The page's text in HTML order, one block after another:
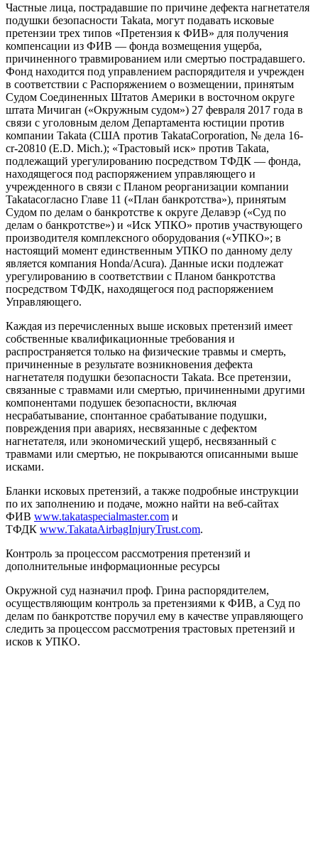
Частные лица, пострадавшие по причине дефекта нагнетателя
подушки безопасности Takata, могут подавать исковые
претензии трех типов «Претензия к ФИВ» для получения
компенсации из ФИВ — фонда возмещения ущерба,
причиненного травмированием или смертью пострадавшего.
Фонд находится под управлением распорядителя и учрежден
в соответствии с Распоряжением о возмещении, принятым
Судом Соединенных Штатов Америки в восточном округе
штата Мичиган («Окружным судом») 27 февраля 2017 года в
связи с уголовным делом Департамента юстиции против
компании Takata (США против TakataCorporation, № дела 16-
cr-20810 (E.D. Mich.); «Трастовый иск» против Takata,
подлежащий урегулированию посредством ТФДК — фонда,
находящегося под распоряжением управляющего и
учрежденного в связи с Планом реорганизации компании
Takatacогласно Главе 11 («План банкротства»), принятым
Судом по делам о банкротстве к округе Делавэр («Суд по
делам о банкротстве») и «Иск УПКО» против участвующего
производителя комплексного оборудования («УПКО»; в
настоящий момент единственным УПКО по данному делу
является компания Honda/Acura). Данные иски подлежат
урегулированию в соответствии с Планом банкротства
посредством ТФДК, находящегося под распоряжением
Управляющего.
Каждая из перечисленных выше исковых претензий имеет
собственные квалификационные требования и
распространяется только на физические травмы и смерть,
причиненные в результате возникновения дефекта
нагнетателя подушки безопасности Takata. Все претензии,
связанные с травмами или смертью, причиненными другими
компонентами подушек безопасности, включая
несрабатывание, спонтанное срабатывание подушки,
повреждения при авариях, несвязанные с дефектом
нагнетателя, или экономический ущерб, несвязанный с
травмами или смертью, не покрываются описанными выше
исками.
Бланки исковых претензий, а также подробные инструкции
по их заполнению и подаче, можно найти на веб-сайтах
ФИВ www.takataspecialmaster.com и
ТФДК www.TakataAirbagInjuryTrust.com.
Контроль за процессом рассмотрения претензий и
дополнительные информационные ресурсы
Окружной суд назначил проф. Грина распорядителем,
осуществляющим контроль за претензиями к ФИВ, а Суд по
делам по банкротстве поручил ему в качестве управляющего
следить за процессом рассмотрения трастовых претензий и
исков к УПКО.